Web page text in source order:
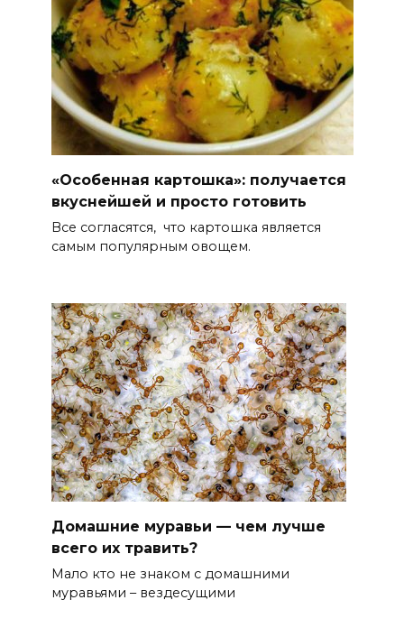
«Особенная картошка»: получается
вкуснейшей и просто готовить
Все согласятся, что картошка является
самым популярным овощем.
Домашние муравьи — чем лучше
всего их травить?
Мало кто не знаком с домашними
муравьями – вездесущими